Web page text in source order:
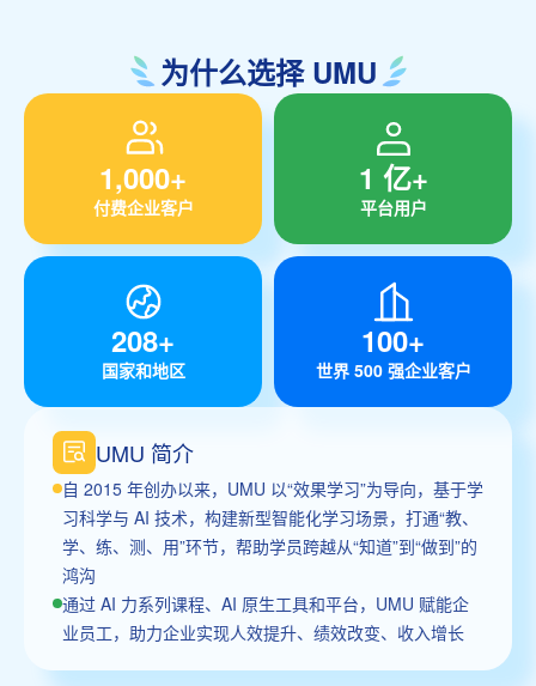
为什么选择 UMU
1,000+
付费企业客户
1 亿+
平台用户
208+
国家和地区
100+
世界 500 强企业客户
UMU 简介
自 2015 年创办以来，UMU 以“效果学习”为导向，基于学
习科学与 AI 技术，构建新型智能化学习场景，打通“教、
学、练、测、用”环节，帮助学员跨越从“知道”到“做到”的
鸿沟
通过 AI 力系列课程、AI 原生工具和平台，UMU 赋能企
业员工，助力企业实现人效提升、绩效改变、收入增长